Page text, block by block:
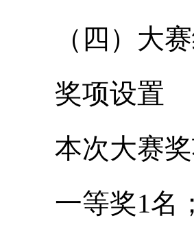
（四）大赛
奖项设置
本次大赛奖
一等奖1名；